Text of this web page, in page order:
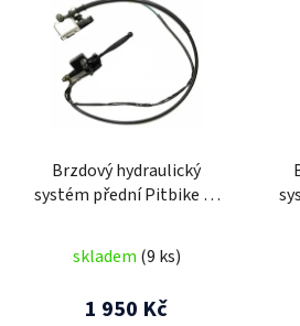
Brzdový hydraulický
systém přední Pitbike E-
skladem (9 ks)
1 950 Kč